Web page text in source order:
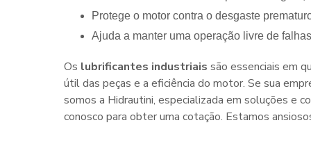
Protege o motor contra o desgaste
Ajuda a manter uma operação livre de
Os lubrificantes industriais são essenciais em
útil das peças e a eficiência do motor. Se sua
somos a Hidrautini, especializada em soluções e
conosco para obter uma cotação. Estamos